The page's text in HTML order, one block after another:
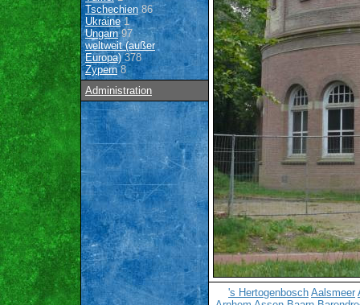
Tschechien 86
Ukraine1
Ungarn97
weltweit (außer
Europa)378
Zypern8
Administration
's Hertogenbosch Aalsmeer